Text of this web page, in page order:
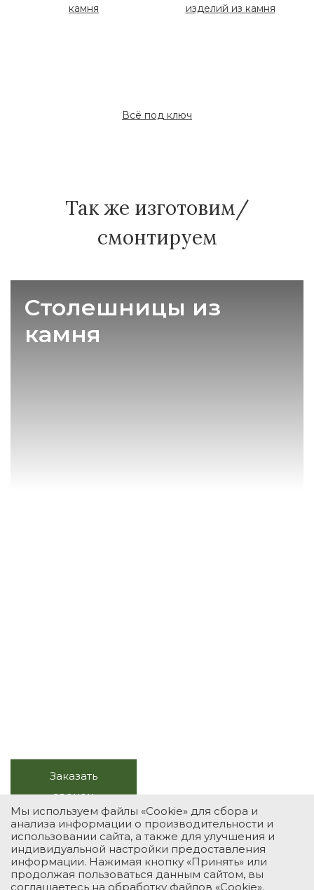
камня
изделий из камня
Всё под ключ
Так же изготовим/
смонтируем
Столешницы из
камня
Заказать
звонок
УСЛУГИ КАТАЛОГ ПОРТФОЛИО
О КОМПАНИИ
КОНТАКТЫ
Мы используем файлы «Cookie» для сбора и
анализа информации о производительности и
использовании сайта, а также для улучшения и
индивидуальной настройки предоставления
информации. Нажимая кнопку «Принять» или
продолжая пользоваться данным сайтом, вы
соглашаетесь на обработку файлов «Cookie».